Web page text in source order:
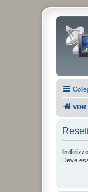
Deve